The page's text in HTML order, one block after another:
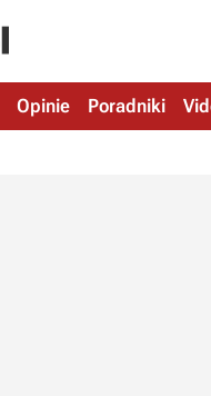
Opinie Poradniki